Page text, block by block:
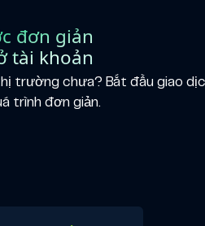
đơn giản
tài khoản
trường chưa? Bắt đầu giao
trình đơn giản.